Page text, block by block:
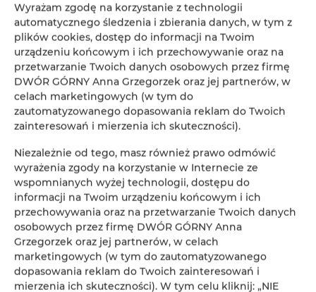
że wróciliście do domów z bateriami
naładowanymi pozytywną energią i
mnóstwem pięknych wspomnień
.
Już teraz z niecierpliwością czekamy na
kolejne okazje do spotkań i dzielenia się tym
magicznym miejscem.
Dziękujemy, że byliście częścią tej wspaniałej
majówki !
Do zobaczenia wkrótce !
#Majówka2025 #NowaRuda #DworGórny
#SuperGoście #NajlepsiGoście #Radość
#Uśmiech #PozytywnaEnergia
#WspaniałeWspomnienia #Wdzięczność
#DoZobaczenia
Wyrażam zgodę na korzystanie z technologii
automatycznego śledzenia i zbierania danych, w tym z
plików cookies, dostęp do informacji na Twoim
urządzeniu końcowym i ich przechowywanie oraz na
przetwarzanie Twoich danych osobowych przez firmę
DWÓR GÓRNY Anna Grzegorzek oraz jej partnerów, w
celach marketingowych (w tym do
zautomatyzowanego dopasowania reklam do Twoich
zainteresowań i mierzenia ich skuteczności).
Niezależnie od tego, masz również prawo odmówić
wyrażenia zgody na korzystanie w Internecie ze
wspomnianych wyżej technologii, dostępu do
informacji na Twoim urządzeniu końcowym i ich
przechowywania oraz na przetwarzanie Twoich danych
osobowych przez firmę DWÓR GÓRNY Anna
Grzegorzek oraz jej partnerów, w celach
marketingowych (w tym do zautomatyzowanego
dopasowania reklam do Twoich zainteresowań i
mierzenia ich skuteczności). W tym celu kliknij: „NIE